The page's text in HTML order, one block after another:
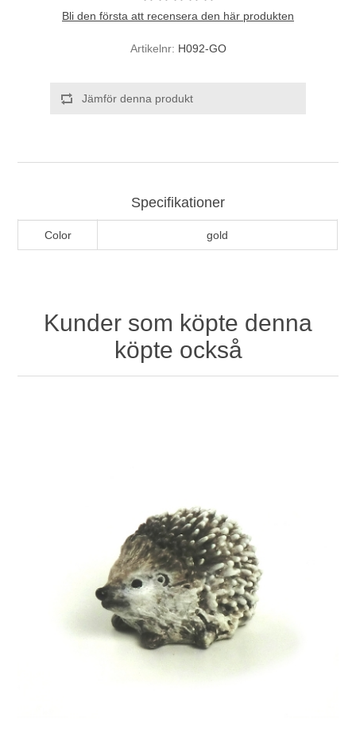
Bli den första att recensera den här produkten
Artikelnr: H092-GO
Jämför denna produkt
Specifikationer
Color gold
Kunder som köpte denna
köpte också